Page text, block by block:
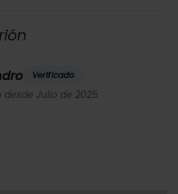
Verificado
desde Julio de 2025